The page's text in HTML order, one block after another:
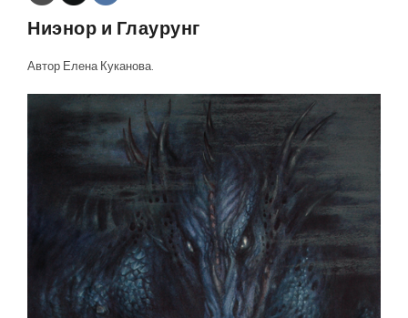
Ниэнор и Глаурунг
Автор Елена Куканова.